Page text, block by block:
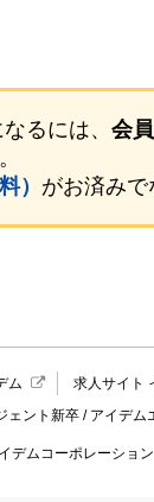
るには、 会
） がお済みで
ム 求人サイト
ェント新卒 / アイデム
デムコーポレーション